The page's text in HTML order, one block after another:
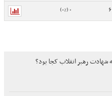
0 (0%)
رهبر انقلاب کجا بود؟